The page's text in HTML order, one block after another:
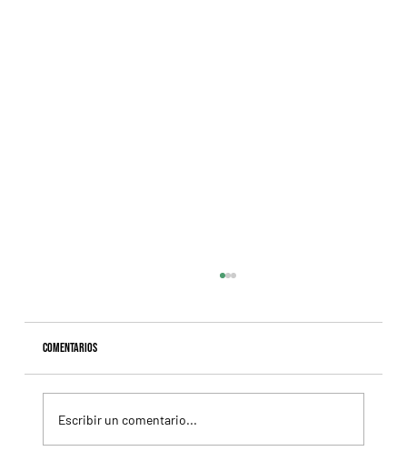
Comentarios
Escribir un comentario...